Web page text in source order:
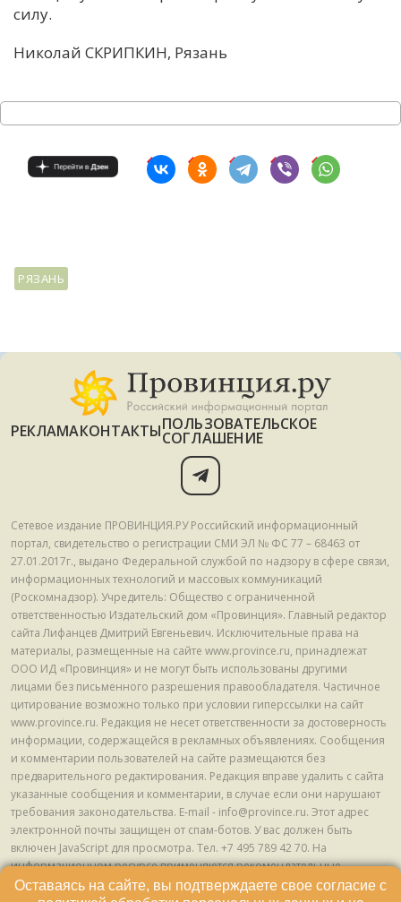
силу.
Николай СКРИПКИН, Рязань
РЯЗАНЬ
РЕКЛАМАКОНТАКТЫПОЛЬЗОВАТЕЛЬСКОЕ
СОГЛАШЕНИЕ
Сетевое издание ПРОВИНЦИЯ.РУ Российский информационный
портал, свидетельство о регистрации СМИ ЭЛ № ФС 77 – 68463 от
27.01.2017г., выдано Федеральной службой по надзору в сфере связи,
информационных технологий и массовых коммуникаций
(Роскомнадзор). Учредитель: Общество с ограниченной
ответственностью Издательский дом «Провинция». Главный редактор
сайта Лифанцев Дмитрий Евгеньевич. Исключительные права на
материалы, размещенные на сайте www.province.ru, принадлежат
ООО ИД «Провинция» и не могут быть использованы другими
лицами без письменного разрешения правообладателя. Частичное
цитирование возможно только при условии гиперссылки на сайт
www.province.ru. Редакция не несет ответственности за достоверность
информации, содержащейся в рекламных объявлениях. Сообщения
и комментарии пользователей на сайте размещаются без
предварительного редактирования. Редакция вправе удалить с сайта
указанные сообщения и комментарии, в случае если они нарушают
требования законодательства. E-mail - info@province.ru. Этот адрес
электронной почты защищен от спам-ботов. У вас должен быть
включен JavaScript для просмотра. Tел. +7 495 789 42 70. На
информационном ресурсе применяются рекомендательные
технологии (информационные технологии предоставления
Оставаясь на сайте, вы подтверждаете свое согласие с